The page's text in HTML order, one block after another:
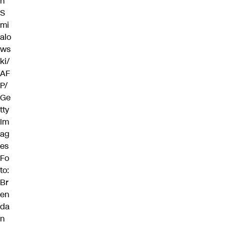
S
mi
alo
ws
ki/
AF
P/
Ge
tty
Im
ag
es
Fo
to:
Br
en
da
n